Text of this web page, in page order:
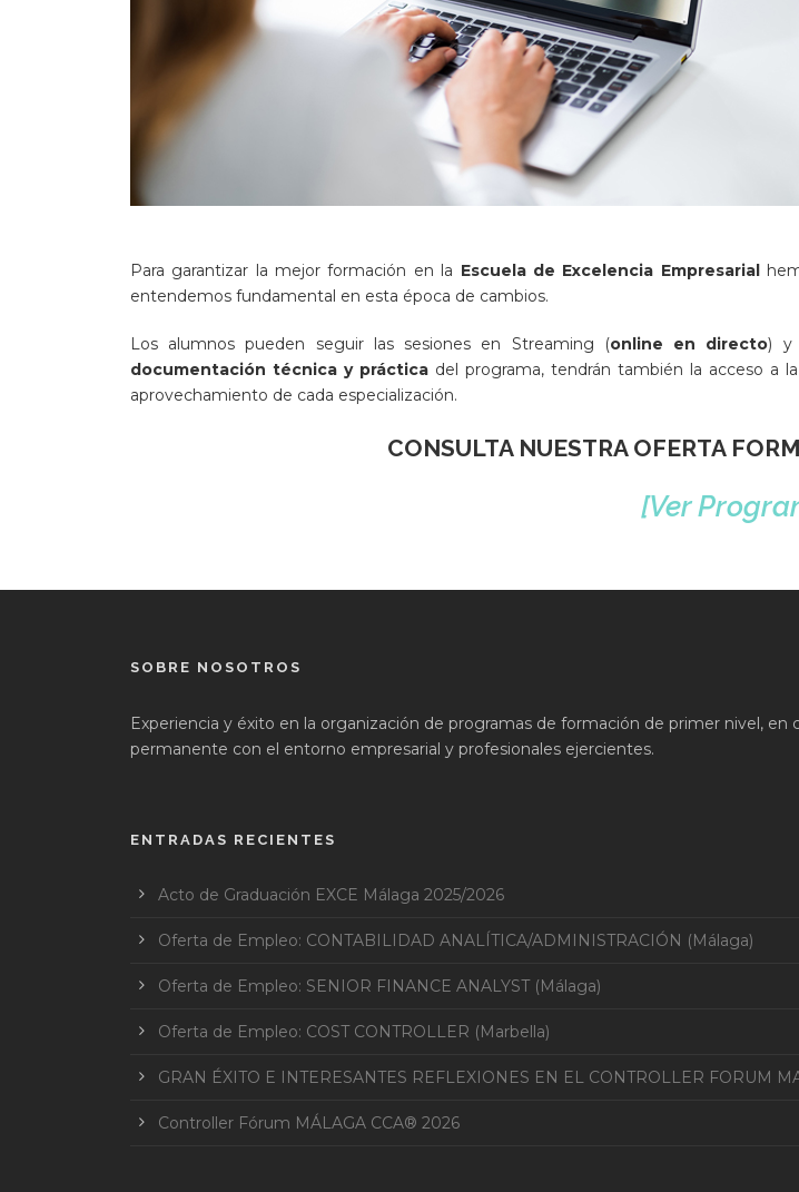
Para garantizar la mejor formación en la Escuela de Excelencia Empresarial
entendemos fundamental en esta época de cambios.
Los alumnos pueden seguir las sesiones en Streaming (online en directo) y
documentación técnica y práctica del programa, tendrán también la acceso a la
aprovechamiento de cada especialización.
CONSULTA NUESTRA OFERTA
[Ver
SOBRE NOSOTROS
Experiencia y éxito en la organización de programas de formación de primer nivel, en
permanente con el entorno empresarial y profesionales ejercientes.
ENTRADAS RECIENTES
Acto de Graduación EXCE Málaga 2025/2026
Oferta de Empleo: CONTABILIDAD ANALÍTICA/ADMINISTRACIÓN (Málaga)
Oferta de Empleo: SENIOR FINANCE ANALYST (Málaga)
Oferta de Empleo: COST CONTROLLER (Marbella)
GRAN ÉXITO E INTERESANTES REFLEXIONES EN EL CONTROLLER FORUM
Controller Fórum MÁLAGA CCA® 2026